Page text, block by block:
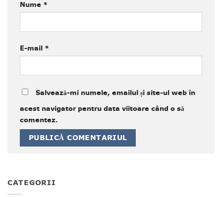
Nume *
E-mail *
Salvează-mi numele, emailul și site-ul web în
acest navigator pentru data viitoare când o să
comentez.
CATEGORII